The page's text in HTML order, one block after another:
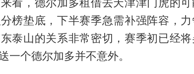
榜垫底，下半赛季急需补强阵容，
泰山的关系非常密切，赛季初已经
一个德尔加多并不意外。